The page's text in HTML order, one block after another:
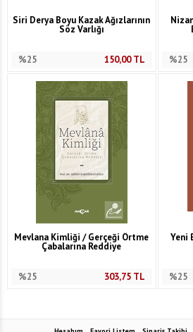
Siri Derya Boyu Kazak Ağızlarının
Söz Varlığı
%25 150,00TL %25
Mevlana Kimliği / Gerçeği Örtme
Çabalarına Reddiye
%25 303,75TL
Yeni
%25